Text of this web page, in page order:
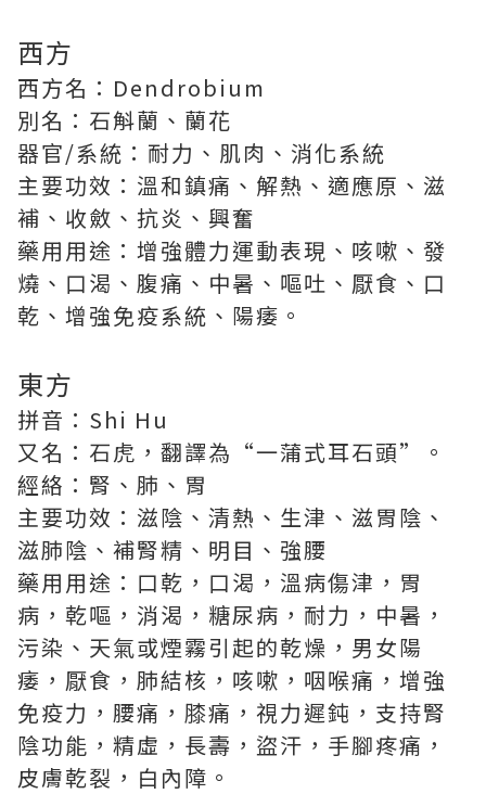
西方
西方名：Dendrobium
別名：石斛蘭、蘭花
器官/系統：耐力、肌肉、消化系統
主要功效：溫和鎮痛、解熱、適應原、滋
補、收斂、抗炎、興奮
藥用用途：增強體力運動表現、咳嗽、發
燒、口渴、腹痛、中暑、嘔吐、厭食、口
乾、增強免疫系統、陽痿。
東方
拼音：Shi Hu
又名：石虎，翻譯為“一蒲式耳石頭”。
經絡：腎、肺、胃
主要功效：滋陰、清熱、生津、滋胃陰、
滋肺陰、補腎精、明目、強腰
藥用用途：口乾，口渴，溫病傷津，胃
病，乾嘔，消渴，糖尿病，耐力，中暑，
污染、天氣或煙霧引起的乾燥，男女陽
痿，厭食，肺結核，咳嗽，咽喉痛，增強
免疫力，腰痛，膝痛，視力遲鈍，支持腎
陰功能，精虛，長壽，盜汗，手腳疼痛，
皮膚乾裂，白內障。